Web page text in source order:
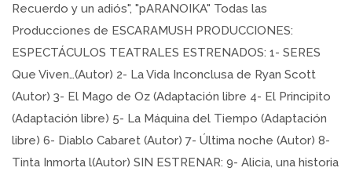
Recuerdo y un adiós", "pARANOIKA" Todas las
Producciones de ESCARAMUSH PRODUCCIONES:
ESPECTÁCULOS TEATRALES ESTRENADOS: 1- SERES
Que Viven…(Autor) 2- La Vida Inconclusa de Ryan Scott
(Autor) 3- El Mago de Oz (Adaptación libre 4- El Principito
(Adaptación libre) 5- La Máquina del Tiempo (Adaptación
libre) 6- Diablo Cabaret (Autor) 7- Última noche (Autor) 8-
Tinta Inmorta l(Autor) SIN ESTRENAR: 9- Alicia, una historia